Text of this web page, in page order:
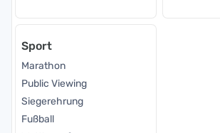
Sport
Marathon
Public Viewing
Siegerehrung
Fußball